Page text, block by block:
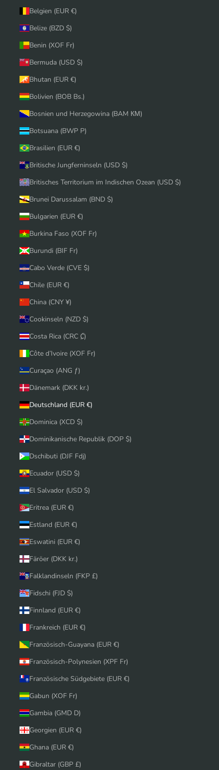
Belgien (EUR €)
Belize (BZD $)
Benin (XOF Fr)
Bermuda (USD $)
Bhutan (EUR €)
Bolivien (BOB Bs.)
Bosnien und Herzegowina (BAM КМ)
Botsuana (BWP P)
Brasilien (EUR €)
Britische Jungferninseln (USD $)
Britisches Territorium im Indischen Ozean (USD $)
Brunei Darussalam (BND $)
Bulgarien (EUR €)
Burkina Faso (XOF Fr)
Burundi (BIF Fr)
Cabo Verde (CVE $)
Chile (EUR €)
China (CNY ¥)
Cookinseln (NZD $)
Costa Rica (CRC ₡)
Côte d’Ivoire (XOF Fr)
Curaçao (ANG ƒ)
Dänemark (DKK kr.)
Deutschland (EUR €)
Dominica (XCD $)
Dominikanische Republik (DOP $)
Dschibuti (DJF Fdj)
Ecuador (USD $)
El Salvador (USD $)
Eritrea (EUR €)
Estland (EUR €)
Eswatini (EUR €)
Färöer (DKK kr.)
Falklandinseln (FKP £)
Fidschi (FJD $)
Finnland (EUR €)
Frankreich (EUR €)
Französisch-Guayana (EUR €)
Französisch-Polynesien (XPF Fr)
Französische Südgebiete (EUR €)
Gabun (XOF Fr)
Gambia (GMD D)
Georgien (EUR €)
Ghana (EUR €)
Gibraltar (GBP £)